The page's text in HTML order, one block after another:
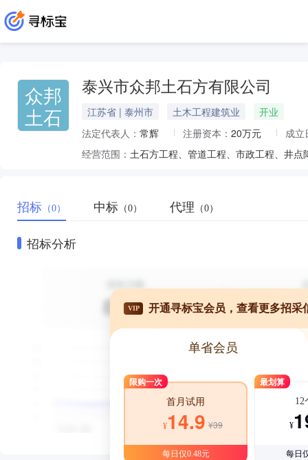
众邦
土石
泰兴市众邦土石方有限公司
江苏省 | 泰州市 土木工程建筑业
开业
法定代表人： 常辉 注册资本： 20万元
成立
经营范围：
招标 （0） 中标 （0） 代理 （0）
招标分析
VIP 开通寻标宝会员，查看更多招采
单省会员
限购一次
首月试用
¥14.9 ¥39
每日仅0.48元
最划算
12
¥
每日